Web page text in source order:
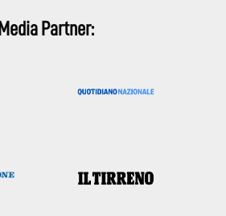
Media Partner: